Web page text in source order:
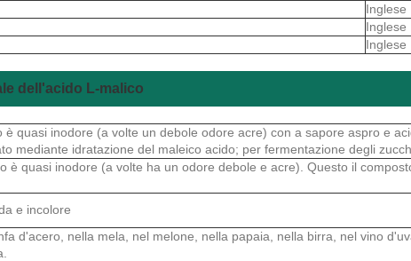
Inglese
Inglese
Inglese
dell'acido L-malico
è quasi inodore (a volte un debole odore acre) con a sapore aspro e
mediante idratazione del maleico acido; per fermentazione degli
è quasi inodore (a volte ha un odore debole e acre). Questo il
e incolore
d'acero, nella mela, nel melone, nella papaia, nella birra, nel vino